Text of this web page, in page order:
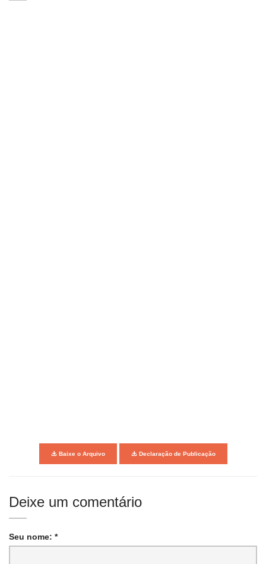
Baixe o Arquivo Declaração de Publicação
Deixe um comentário
Seu nome: *